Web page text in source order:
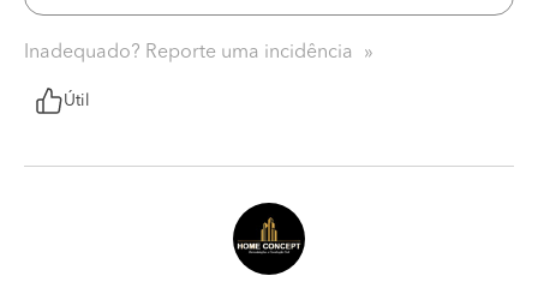
Inadequado? Reporte uma incidência
Útil